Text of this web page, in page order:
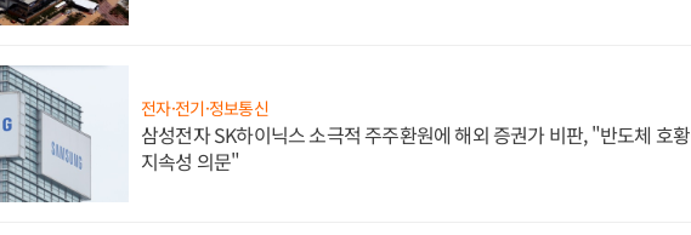
전자·전기·정보통신
삼성전자 SK하이닉스 소극적 주주환원에 해외 증권가 비판, "반도체 호황
지속성 의문"